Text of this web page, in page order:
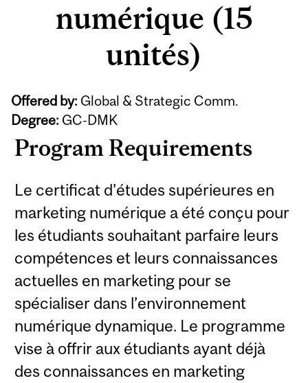
numérique (15
unités)
Offered by: Global & Strategic Comm.
Degree: GC-DMK
Program Requirements
Le certificat d’études supérieures en
marketing numérique a été conçu pour
les étudiants souhaitant parfaire leurs
compétences et leurs connaissances
actuelles en marketing pour se
spécialiser dans l’environnement
numérique dynamique. Le programme
vise à offrir aux étudiants ayant déjà
des connaissances en marketing